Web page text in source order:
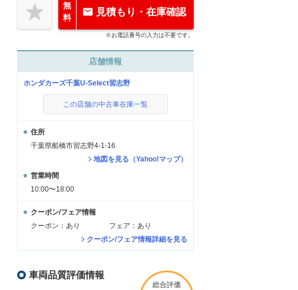
無
料
見積もり・在庫確認
※お電話番号の入力は不要です。
店舗情報
ホンダカーズ千葉U-Select習志野
この店舗の中古車在庫一覧
住所
千葉県船橋市習志野4-1-16
地図を見る（Yahoo!マップ）
営業時間
10:00〜18:00
クーポン/フェア情報
クーポン：あり
フェア：あり
クーポン/フェア情報詳細を見る
車両品質評価情報
総合評価